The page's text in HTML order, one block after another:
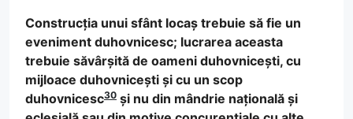
Construcția unui sfânt locaș trebuie să fie un
eveniment duhovnicesc; lucrarea aceasta
trebuie săvârșită de oameni duhovnicești, cu
mijloace duhovnicești și cu un scop
duhovnicesc30 și nu din mândrie națională și